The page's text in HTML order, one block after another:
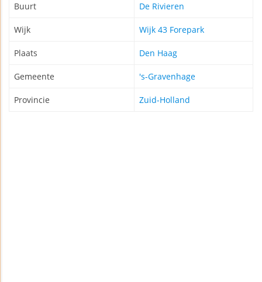
Buurt De Rivieren
Wijk Wijk 43 Forepark
Plaats Den Haag
Gemeente 's-Gravenhage
Provincie Zuid-Holland